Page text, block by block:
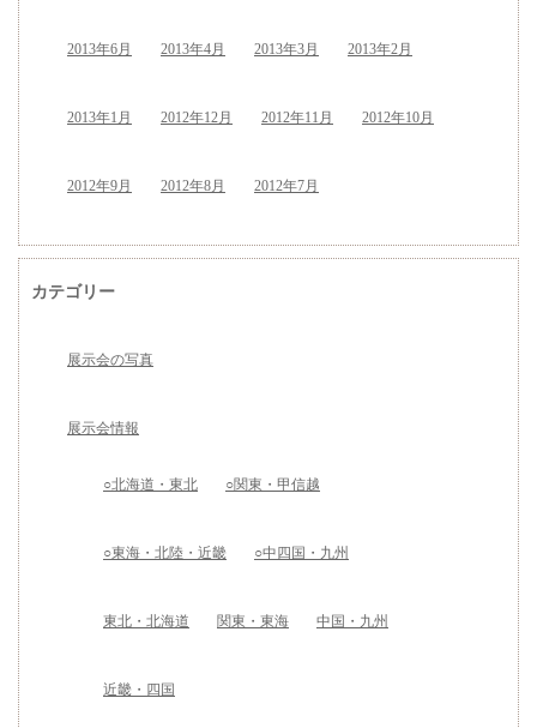
2013年6月 2013年4月 2013年3月 2013年2月
2013年1月 2012年12月 2012年11月 2012年10月
2012年9月 2012年8月 2012年7月
カテゴリー
展示会の写真
展示会情報
○北海道・東北 ○関東・甲信越
○東海・北陸・近畿 ○中四国・九州
東北・北海道 関東・東海 中国・九州
近畿・四国